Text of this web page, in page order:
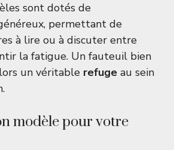
sont dotés de
permettant de
à lire ou à discuter entre
la fatigue. Un fauteuil bien
un véritable refuge au sein
modèle pour votre